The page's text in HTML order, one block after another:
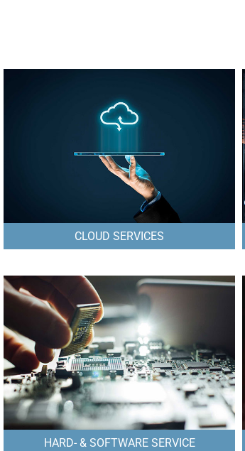
CLOUD SERVICES
HARD- & SOFTWARE SERVICE